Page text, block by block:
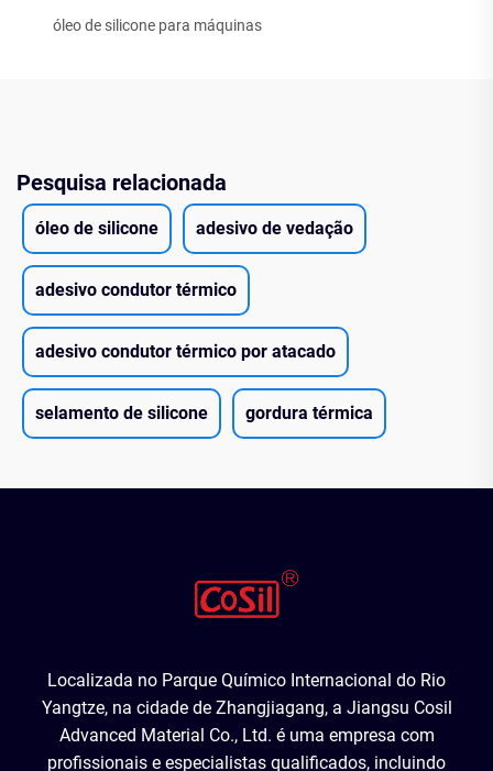
óleo de silicone para máquinas
Pesquisa relacionada
óleo de silicone adesivo de vedação
adesivo condutor térmico
adesivo condutor térmico por atacado
selamento de silicone gordura térmica
Localizada no Parque Químico Internacional do Rio
Yangtze, na cidade de Zhangjiagang, a Jiangsu Cosil
Advanced Material Co., Ltd. é uma empresa com
profissionais e especialistas qualificados, incluindo